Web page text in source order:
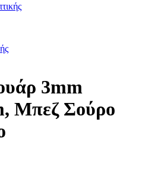
3mm
Μπεζ Σούρο